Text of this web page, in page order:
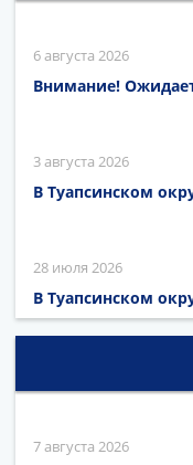
6 августа 2026
Внимание!
3 августа 2026
В Туапсинском
28 июля 2026
В Туапсинском
7 августа 2026